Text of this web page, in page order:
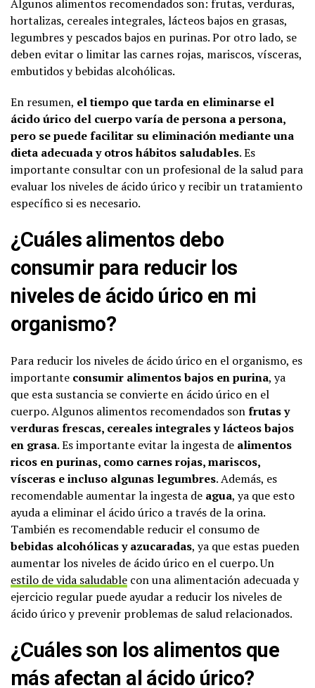
Algunos alimentos recomendados son: frutas, verduras,
hortalizas, cereales integrales, lácteos bajos en grasas,
legumbres y pescados bajos en purinas. Por otro lado, se
deben evitar o limitar las carnes rojas, mariscos, vísceras,
embutidos y bebidas alcohólicas.
En resumen, el tiempo que tarda en eliminarse el
ácido úrico del cuerpo varía de persona a persona,
pero se puede facilitar su eliminación mediante una
dieta adecuada y otros hábitos saludables. Es
importante consultar con un profesional de la salud para
evaluar los niveles de ácido úrico y recibir un tratamiento
específico si es necesario.
¿Cuáles alimentos debo
consumir para reducir los
niveles de ácido úrico en mi
organismo?
Para reducir los niveles de ácido úrico en el organismo, es
importante consumir alimentos bajos en purina, ya
que esta sustancia se convierte en ácido úrico en el
cuerpo. Algunos alimentos recomendados sonfrutas y
verduras frescas, cereales integrales y lácteos bajos
en grasa. Es importante evitar la ingesta de alimentos
ricos en purinas, como carnes rojas, mariscos,
vísceras e incluso algunas legumbres. Además, es
recomendable aumentar la ingesta de agua, ya que esto
ayuda a eliminar el ácido úrico a través de la orina.
También es recomendable reducir el consumo de
bebidas alcohólicas y azucaradas, ya que estas pueden
aumentar los niveles de ácido úrico en el cuerpo. Un
estilo de vida saludable con una alimentación adecuada y
ejercicio regular puede ayudar a reducir los niveles de
ácido úrico y prevenir problemas de salud relacionados.
¿Cuáles son los alimentos que
más afectan al ácido úrico?